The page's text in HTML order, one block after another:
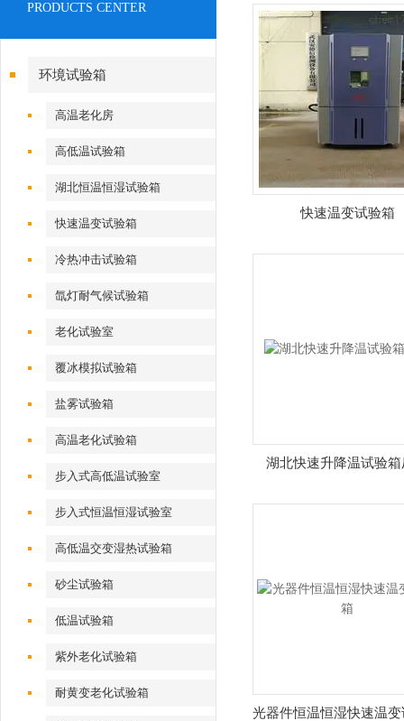
PRODUCTS CENTER
环境试验箱
高温老化房
高低温试验箱
湖北恒温恒湿试验箱
快速温变试验箱
冷热冲击试验箱
氙灯耐气候试验箱
老化试验室
覆冰模拟试验箱
盐雾试验箱
高温老化试验箱
步入式高低温试验室
步入式恒温恒湿试验室
高低温交变湿热试验箱
砂尘试验箱
低温试验箱
紫外老化试验箱
耐黄变老化试验箱
快速温变试验箱
湖北快速升降温试验箱
光器件恒温恒湿快速温